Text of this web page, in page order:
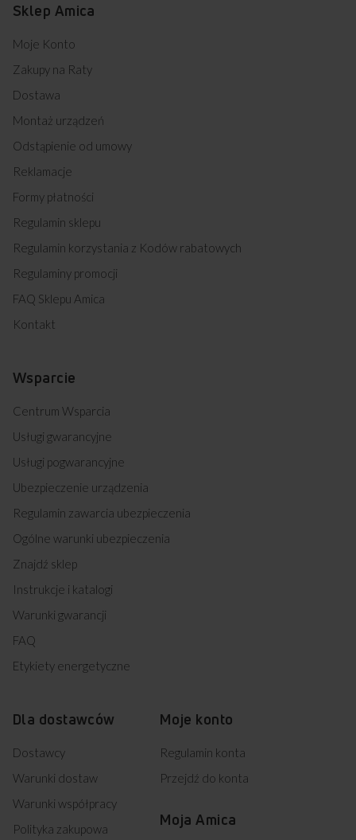
Sklep Amica
Moje Konto
Zakupy na Raty
Dostawa
Montaż urządzeń
Odstąpienie od umowy
Reklamacje
Formy płatności
Regulamin sklepu
Regulamin korzystania z Kodów rabatowych
Regulaminy promocji
FAQ Sklepu Amica
Kontakt
Wsparcie
Centrum Wsparcia
Usługi gwarancyjne
Usługi pogwarancyjne
Ubezpieczenie urządzenia
Regulamin zawarcia ubezpieczenia
Ogólne warunki ubezpieczenia
Znajdź sklep
Instrukcje i katalogi
Warunki gwarancji
FAQ
Etykiety energetyczne
Dla dostawców
Dostawcy
Warunki dostaw
Warunki współpracy
Polityka zakupowa
Moje konto
Regulamin konta
Przejdź do konta
Moja Amica